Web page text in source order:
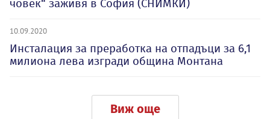
човек“ заживя в София (СНИМКИ)
10.09.2020
Инсталация за преработка на отпадъци за 6,1
милиона лева изгради община Монтана
Виж още